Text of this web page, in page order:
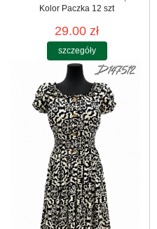
Kolor Paczka 12 szt
29.00 zł
szczegóły